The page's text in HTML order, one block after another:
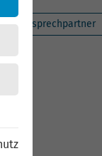
Ihr Ansprechpartner